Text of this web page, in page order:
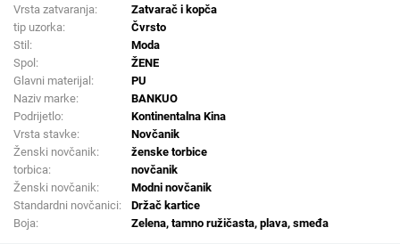
Vrsta zatvaranja:
Zatvarač i kopča
tip uzorka:
Čvrsto
Stil:
Moda
Spol:
ŽENE
Glavni materijal:
PU
Naziv marke:
BANKUO
Podrijetlo:
Kontinentalna Kina
Vrsta stavke:
Novčanik
Ženski novčanik:
ženske torbice
torbica:
novčanik
Ženski novčanik:
Modni novčanik
Standardni novčanici:
Držač kartice
Boja:
Zelena, tamno ružičasta, plava, smeđa